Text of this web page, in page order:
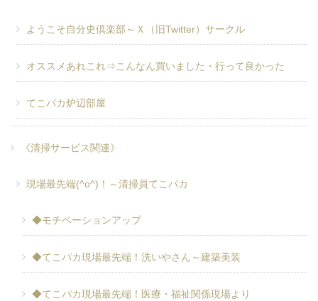
ようこそ自分史倶楽部～Ｘ（旧Twitter）サークル
オススメあれこれ⇒こんなん買いました・行って良かった
てこパカ炉辺部屋
《清掃サービス関連》
現場最先端(^o^)！～清掃員てこパカ
◆モチベーションアップ
◆てこパカ現場最先端！洗いやさん～建築美装
◆てこパカ現場最先端！医療・福祉関係現場より